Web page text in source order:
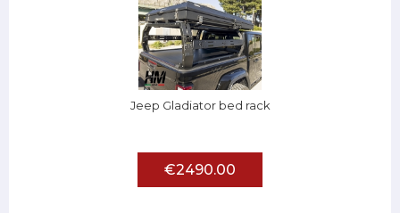
Jeep Gladiator bed rack
€2490.00